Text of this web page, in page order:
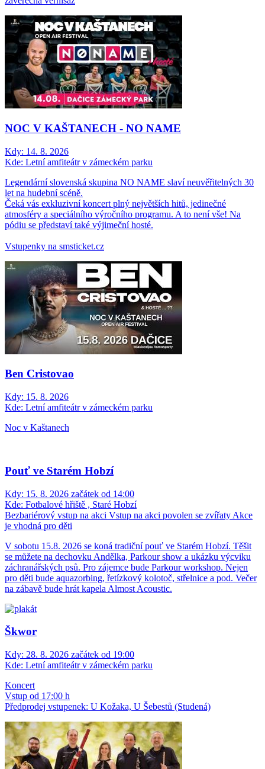
NOC V KAŠTANECH - NO NAME
Kdy: 14. 8. 2026
Kde: Letní amfiteátr v zámeckém parku
Legendární slovenská skupina NO NAME slaví neuvěřitelných 30
let na hudební scéně.
Čeká vás exkluzivní koncert plný největších hitů, jedinečné
atmosféry a speciálního výročního programu. A to není vše! Na
pódiu se představí také výjimeční hosté.
Vstupenky na smsticket.cz
Ben Cristovao
Kdy: 15. 8. 2026
Kde: Letní amfiteátr v zámeckém parku
Noc v Kaštanech
Pouť ve Starém Hobzí
Kdy: 15. 8. 2026 začátek od 14:00
Kde: Fotbalové hřiště , Staré Hobzí
Bezbariérový vstup na akci Vstup na akci povolen se zvířaty Akce
je vhodná pro děti
V sobotu 15.8. 2026 se koná tradiční pouť ve Starém Hobzí. Těšit
se můžete na dechovku Andělka, Parkour show a ukázku výcviku
záchranářských psů. Pro zájemce bude Parkour workshop. Nejen
pro děti bude aquazorbing, řetízkový kolotoč, střelnice a pod. Večer
na zábavě bude hrát kapela Almost Acoustic.
Škwor
Kdy: 28. 8. 2026 začátek od 19:00
Kde: Letní amfiteátr v zámeckém parku
Koncert
Vstup od 17:00 h
Předprodej vstupenek: U Kožaka, U Šebestů (Studená)